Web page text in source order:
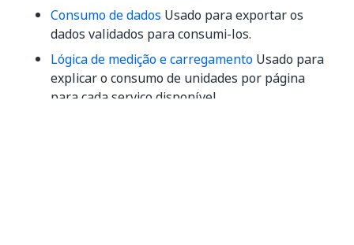
Consumo de dados Usado para exportar os
dados validados para consumi-los.
Lógica de medição e carregamento Usado para
explicar o consumo de unidades por página
para cada serviço disponível.